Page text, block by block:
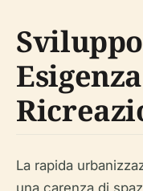
La rapida
una carenza di